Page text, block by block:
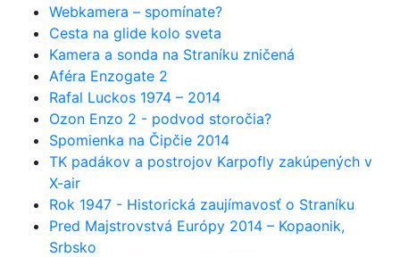
Webkamera – spomínate?
Cesta na glide kolo sveta
Kamera a sonda na Straníku zničená
Aféra Enzogate 2
Rafal Luckos 1974 – 2014
Ozon Enzo 2 - podvod storočia?
Spomienka na Čipčie 2014
TK padákov a postrojov Karpofly zakúpených v
X-air
Rok 1947 - Historická zaujímavosť o Straníku
Pred Majstrovstvá Európy 2014 – Kopaonik,
Srbsko